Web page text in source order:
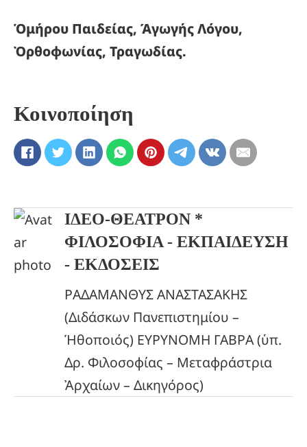
Ὁμήρου Παιδείας, Άγωγής Λόγου,
Ὀρθοφωνίας, Τραγωδίας.
Κοινοποίηση
ΙΔΕΟ-ΘΕΑΤΡΟΝ *
ΦΙΛΟΣΟΦΙΑ - ΕΚΠΑΙΔΕΥΣΗ
- ΕΚΔΟΣΕΙΣ
ΡΑΔΑΜΑΝΘΥΣ ΑΝΑΣΤΑΣΑΚΗΣ
(Διδάσκων Πανεπιστημίου –
Ἡθοποιός) ΕΥΡΥΝΟΜΗ ΓΑΒΡΑ (ὑπ.
Δρ. Φιλοσοφίας – Μεταφράστρια
Ἀρχαίων – Δικηγόρος)